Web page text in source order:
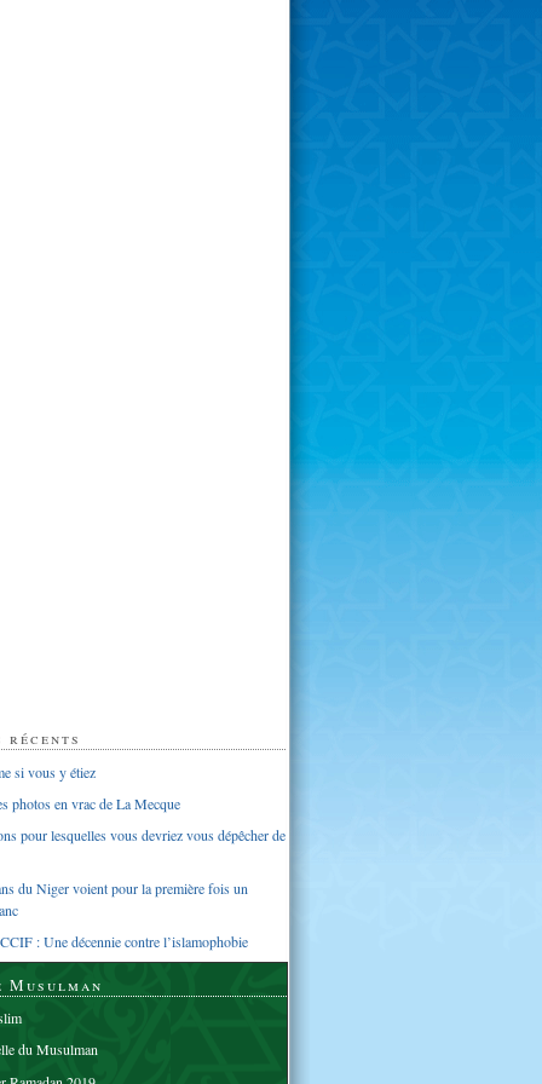
si vous y étiez
photos en vrac de La Mecque
pour lesquelles vous devriez vous dépêcher de
du Niger voient pour la première fois un
: Une décennie contre l’islamophobie
Musulman
du Musulman